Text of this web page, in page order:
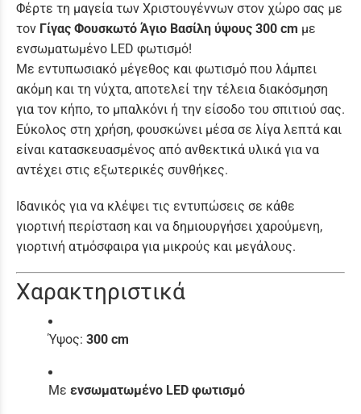
Φέρτε τη μαγεία των Χριστουγέννων στον χώρο σας με
τον Γίγας Φουσκωτό Άγιο Βασίλη ύψους 300 cm με
ενσωματωμένο LED φωτισμό!
Με εντυπωσιακό μέγεθος και φωτισμό που λάμπει
ακόμη και τη νύχτα, αποτελεί την τέλεια διακόσμηση
για τον κήπο, το μπαλκόνι ή την είσοδο του σπιτιού σας.
Εύκολος στη χρήση, φουσκώνει μέσα σε λίγα λεπτά και
είναι κατασκευασμένος από ανθεκτικά υλικά για να
αντέχει στις εξωτερικές συνθήκες.
Ιδανικός για να κλέψει τις εντυπώσεις σε κάθε
γιορτινή περίσταση και να δημιουργήσει χαρούμενη,
γιορτινή ατμόσφαιρα για μικρούς και μεγάλους.
Χαρακτηριστικά
Ύψος: 300 cm
Με ενσωματωμένο LED φωτισμό